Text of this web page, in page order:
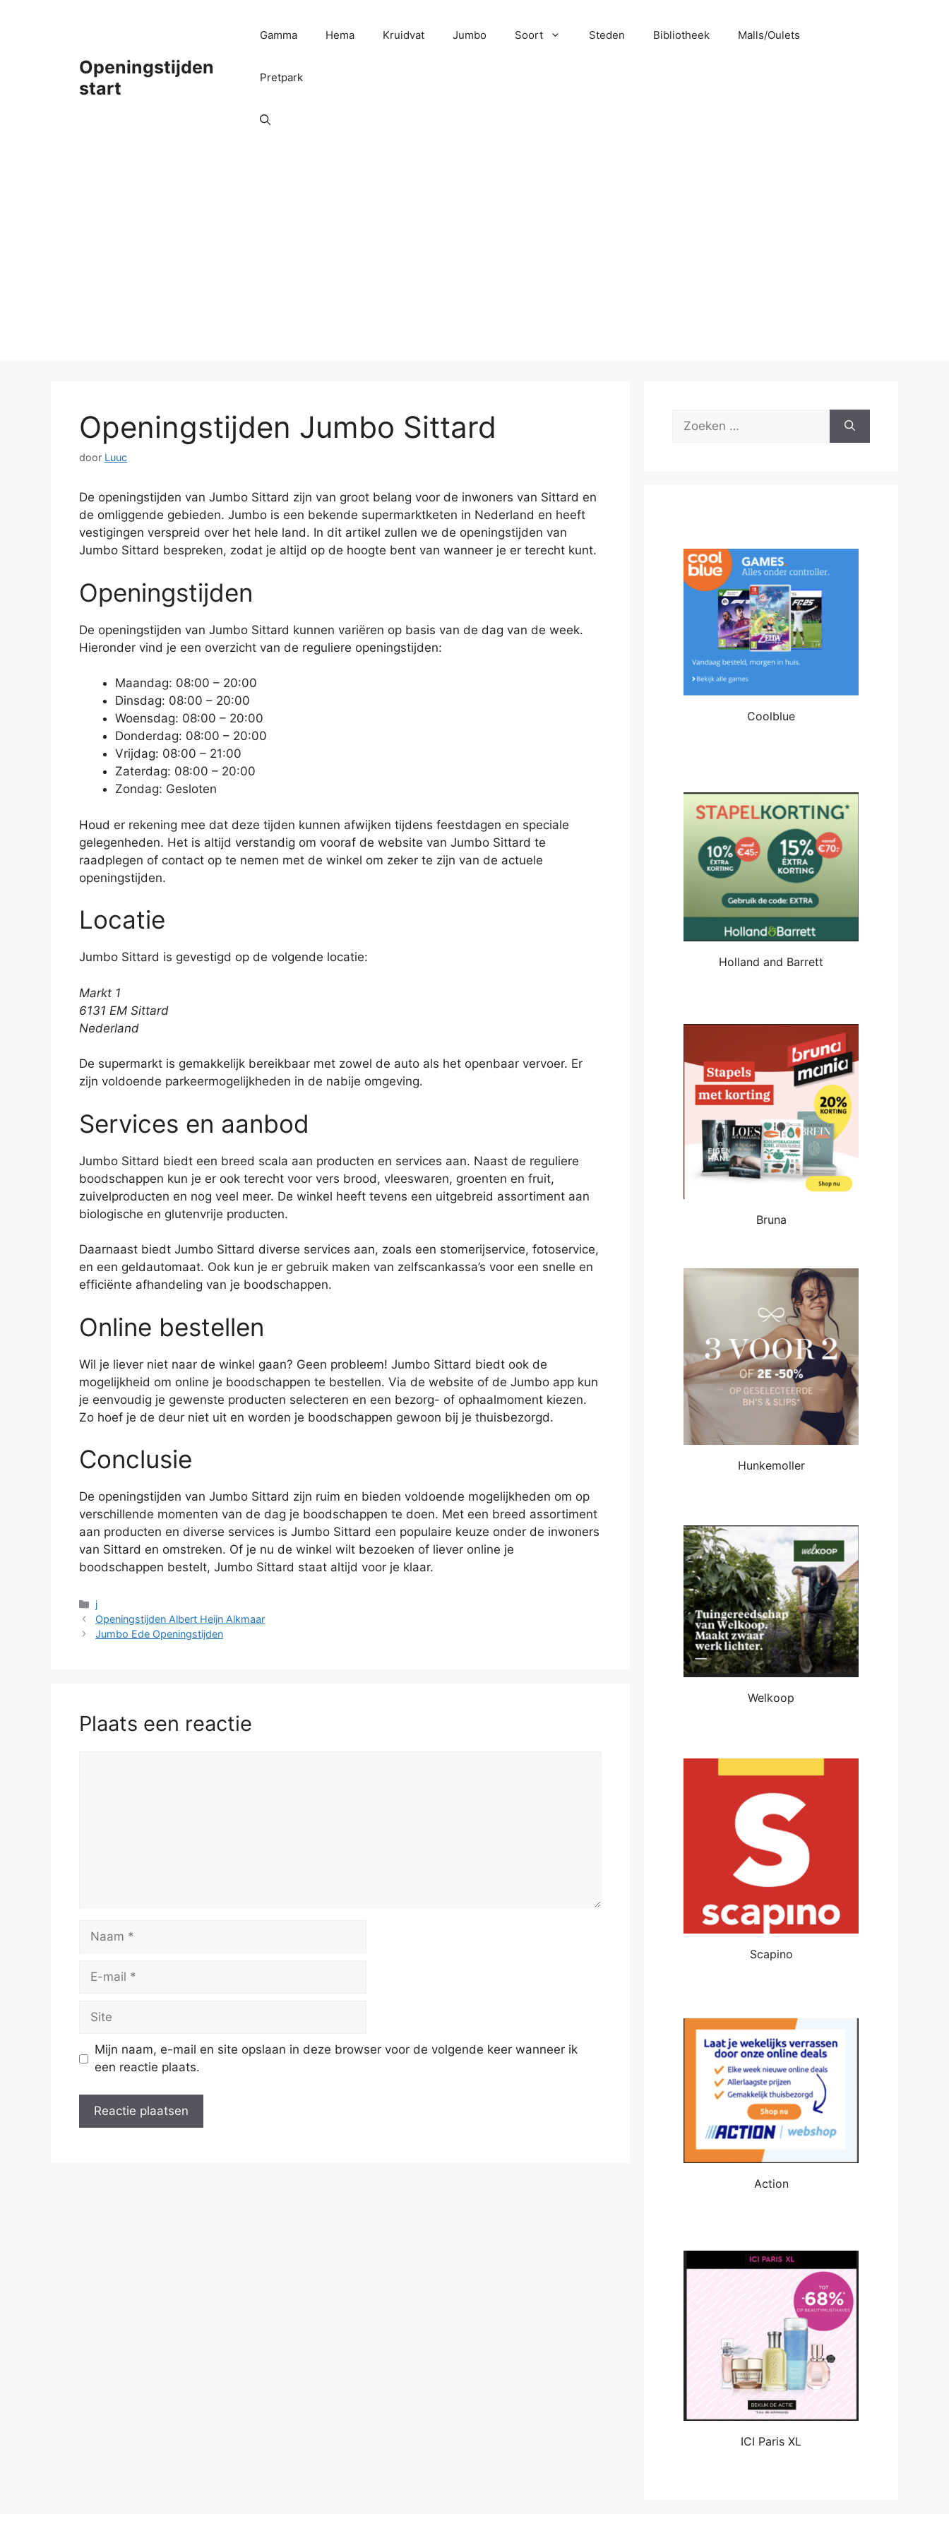
Openingstijden
start
Gamma Hema Kruidvat Jumbo Soort Steden Bibliotheek Malls/Oulets
Pretpark
Openingstijden Jumbo Sittard
door Luuc
De openingstijden van Jumbo Sittard zijn van groot belang voor de inwoners van Sittard en
de omliggende gebieden. Jumbo is een bekende supermarktketen in Nederland en heeft
vestigingen verspreid over het hele land. In dit artikel zullen we de openingstijden van
Jumbo Sittard bespreken, zodat je altijd op de hoogte bent van wanneer je er terecht kunt.
Openingstijden
De openingstijden van Jumbo Sittard kunnen variëren op basis van de dag van de week.
Hieronder vind je een overzicht van de reguliere openingstijden:
Maandag: 08:00 – 20:00
Dinsdag: 08:00 – 20:00
Woensdag: 08:00 – 20:00
Donderdag: 08:00 – 20:00
Vrijdag: 08:00 – 21:00
Zaterdag: 08:00 – 20:00
Zondag: Gesloten
Houd er rekening mee dat deze tijden kunnen afwijken tijdens feestdagen en speciale
gelegenheden. Het is altijd verstandig om vooraf de website van Jumbo Sittard te
raadplegen of contact op te nemen met de winkel om zeker te zijn van de actuele
openingstijden.
Locatie
Jumbo Sittard is gevestigd op de volgende locatie:
Markt 1
6131 EM Sittard
Nederland
De supermarkt is gemakkelijk bereikbaar met zowel de auto als het openbaar vervoer. Er
zijn voldoende parkeermogelijkheden in de nabije omgeving.
Services en aanbod
Jumbo Sittard biedt een breed scala aan producten en services aan. Naast de reguliere
boodschappen kun je er ook terecht voor vers brood, vleeswaren, groenten en fruit,
zuivelproducten en nog veel meer. De winkel heeft tevens een uitgebreid assortiment aan
biologische en glutenvrije producten.
Daarnaast biedt Jumbo Sittard diverse services aan, zoals een stomerijservice, fotoservice,
en een geldautomaat. Ook kun je er gebruik maken van zelfscankassa’s voor een snelle en
efficiënte afhandeling van je boodschappen.
Online bestellen
Wil je liever niet naar de winkel gaan? Geen probleem! Jumbo Sittard biedt ook de
mogelijkheid om online je boodschappen te bestellen. Via de website of de Jumbo app kun
je eenvoudig je gewenste producten selecteren en een bezorg- of ophaalmoment kiezen.
Zo hoef je de deur niet uit en worden je boodschappen gewoon bij je thuisbezorgd.
Conclusie
De openingstijden van Jumbo Sittard zijn ruim en bieden voldoende mogelijkheden om op
verschillende momenten van de dag je boodschappen te doen. Met een breed assortiment
aan producten en diverse services is Jumbo Sittard een populaire keuze onder de inwoners
van Sittard en omstreken. Of je nu de winkel wilt bezoeken of liever online je
boodschappen bestelt, Jumbo Sittard staat altijd voor je klaar.
Categorieën
j
Openingstijden Albert Heijn Alkmaar
Jumbo Ede Openingstijden
Plaats een reactie
Naam
Site
Mijn naam, e-mail en site opslaan in deze browser voor de volgende keer wanneer ik
een reactie plaats.
Zoek
Coolblue
Holland and Barrett
Bruna
Hunkemoller
Welkoop
Scapino
Action
ICI Paris XL